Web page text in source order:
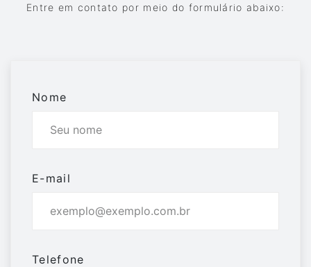
Entre em contato por meio do formulário abaixo:
Nome
E-mail
Telefone